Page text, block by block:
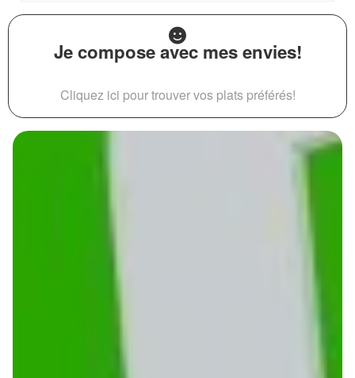
Je compose avec mes envies!
Cliquez ici pour trouver vos plats préférés!